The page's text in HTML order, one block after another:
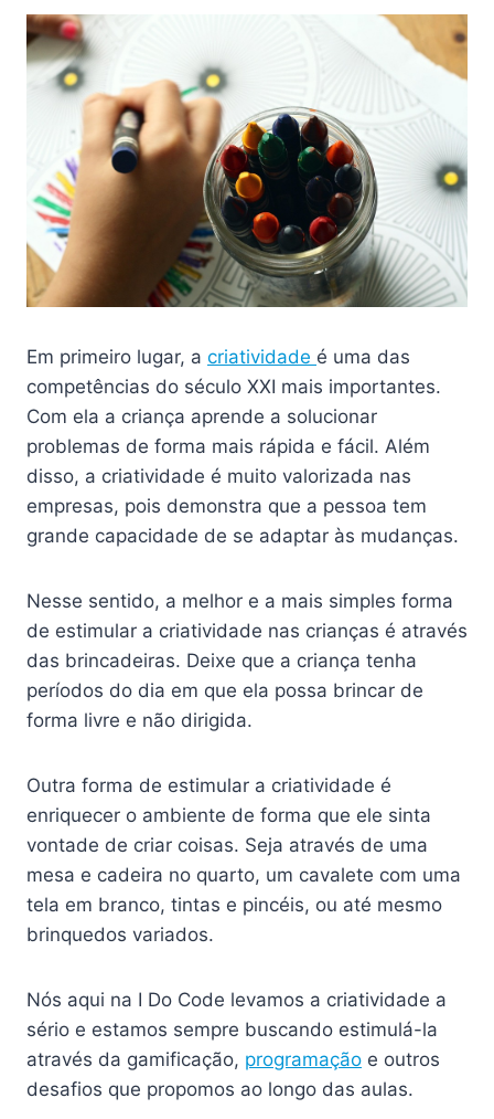
Em primeiro lugar, a criatividade é uma das
competências do século XXI mais importantes.
Com ela a criança aprende a solucionar
problemas de forma mais rápida e fácil. Além
disso, a criatividade é muito valorizada nas
empresas, pois demonstra que a pessoa tem
grande capacidade de se adaptar às mudanças.
Nesse sentido, a melhor e a mais simples forma
de estimular a criatividade nas crianças é através
das brincadeiras. Deixe que a criança tenha
períodos do dia em que ela possa brincar de
forma livre e não dirigida.
Outra forma de estimular a criatividade é
enriquecer o ambiente de forma que ele sinta
vontade de criar coisas. Seja através de uma
mesa e cadeira no quarto, um cavalete com uma
tela em branco, tintas e pincéis, ou até mesmo
brinquedos variados.
Nós aqui na I Do Code levamos a criatividade a
sério e estamos sempre buscando estimulá-la
através da gamificação, programação e outros
desafios que propomos ao longo das aulas.